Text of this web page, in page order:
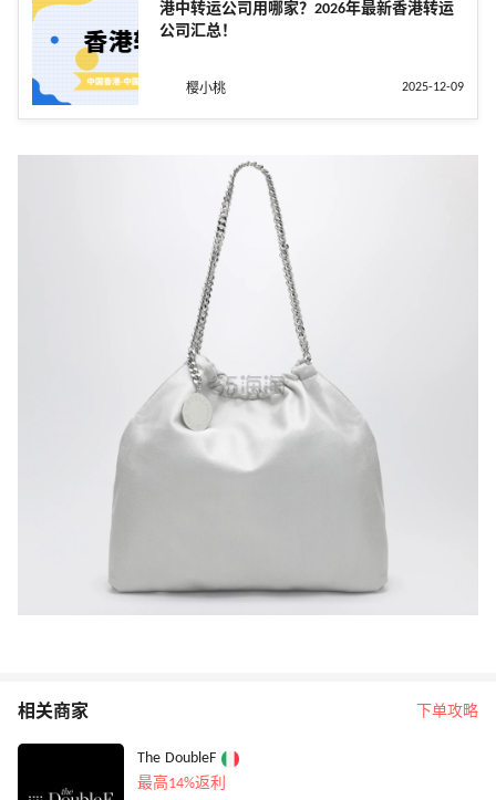
港中转运公司用哪家？2026年最新香港转运
公司汇总！
樱小桃 2025-12-09
相关商家 下单攻略
The DoubleF
最高14%返利